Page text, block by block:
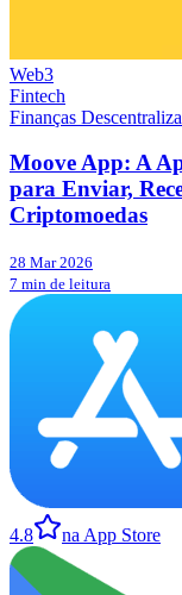
Web3
Fintech
Finanças
Moove App: A
para Enviar,
Criptomoedas
28 Mar 2026
7 min de leitura
4.8 na App Store